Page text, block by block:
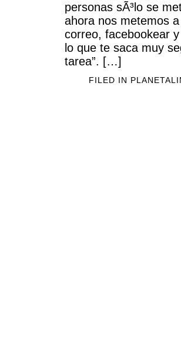
personas sÃ³lo se
ahora nos metemos
correo, facebookear
lo que te saca muy
tarea”. […]
FILED IN